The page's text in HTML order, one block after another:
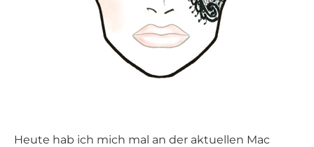
Heute hab ich mich mal an der aktuellen Mac